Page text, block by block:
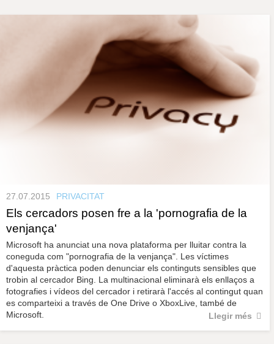
e
s
c
l
a
u
27.07.2015 PRIVACITAT
Els cercadors posen fre a la 'pornografia de la
venjança'
Microsoft ha anunciat una nova plataforma per lluitar contra la
coneguda com "pornografia de la venjança". Les víctimes
d'aquesta pràctica poden denunciar els continguts sensibles que
trobin al cercador Bing. La multinacional eliminarà els enllaços a
fotografies i vídeos del cercador i retirarà l'accés al contingut quan
es comparteixi a través de One Drive o XboxLive, també de
Microsoft.
Llegir més